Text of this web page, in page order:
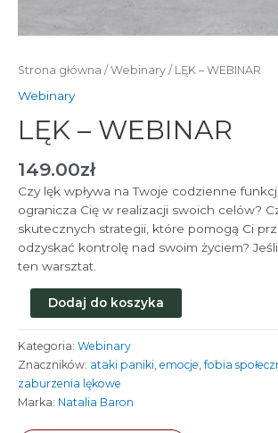
Strona główna /Webinary / LĘK – WEBINAR
Webinary
LĘK – WEBINAR
149.00zł
Czy lęk wpływa na Twoje codzienne
ogranicza Cię w realizacji swoich celów?
skutecznych strategii, które pomogą Ci
odzyskać kontrolę nad swoim życiem?
ten warsztat.
LĘK
-
WEBINAR
Dodaj do koszyka
Kategoria: Webinary
Znaczników: ataki paniki emocje fobia
zaburzenia lękowe
Marka: Natalia Baron